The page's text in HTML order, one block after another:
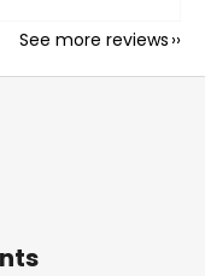
See more reviews